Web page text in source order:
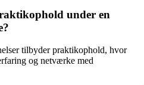
under en
tilbyder praktikophold, hvor
og netværke med